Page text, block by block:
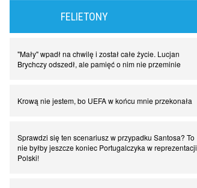
FELIETONY
"Mały" wpadł na chwilę i został całe życie. Lucjan
Brychczy odszedł, ale pamięć o nim nie przeminie
Krową nie jestem, bo UEFA w końcu mnie przekonała
Sprawdzi się ten scenariusz w przypadku Santosa? To
nie byłby jeszcze koniec Portugalczyka w reprezentacji
Polski!